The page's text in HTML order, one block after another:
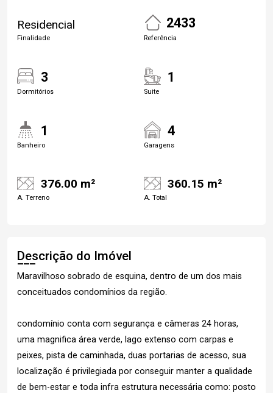
Residencial
Finalidade
2433
Referência
3
Dormitórios
1
Suite
1
Banheiro
4
Garagens
376.00 m²
A. Terreno
360.15 m²
A. Total
Descrição do Imóvel
Maravilhoso sobrado de esquina, dentro de um dos mais
conceituados condomínios da região.
condomínio conta com segurança e câmeras 24 horas,
uma magnifica área verde, lago extenso com carpas e
peixes, pista de caminhada, duas portarias de acesso, sua
localização é privilegiada por conseguir manter a qualidade
de bem-estar e toda infra estrutura necessária como: posto